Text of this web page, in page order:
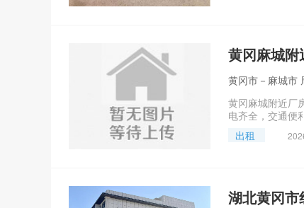
黄冈麻城
黄冈市－麻城市
黄冈麻城附近厂
电齐全，交通便
出租
湖北黄冈